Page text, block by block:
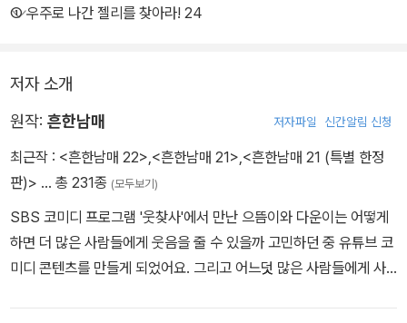
하지만 지구 최고의 악당 간식단이 나타나 번번이 탐험대의 앞길을
① 우주로 나간 젤리를 찾아라! 24
저자 소개
원작: 흔한남매 저자파일 신간알림 신청
최근작 : <흔한남매 22>,<흔한남매 21>,<흔한남매 21 (특별 한정
판)> … 총 231종 (모두보기)
SBS 코미디 프로그램 '웃찾사'에서 만난 으뜸이와 다운이는 어떻게
하면 더 많은 사람들에게 웃음을 줄 수 있을까 고민하던 중 유튜브 코
미디 콘텐츠를 만들게 되었어요. 그리고 어느덧 많은 사람들에게 사